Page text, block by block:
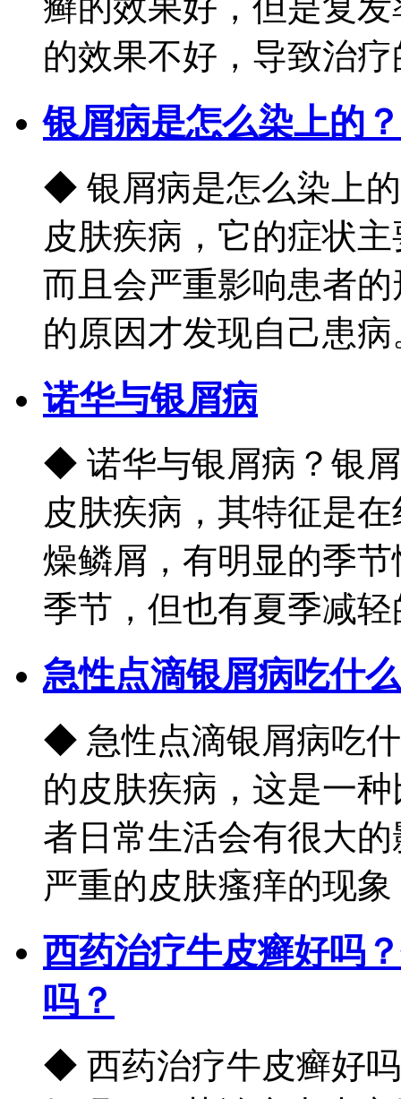
癣的效果好，但是复
的效果不好，导致治疗
银屑病是怎么染上的
◆ 银屑病是怎么染上
皮肤疾病，它的症状
而且会严重影响患者
的原因才发现自己患病
诺华与银屑病
◆ 诺华与银屑病？银
皮肤疾病，其特征是
燥鳞屑，有明显的季
季节，但也有夏季减轻
急性点滴银屑病吃什
◆ 急性点滴银屑病吃
的皮肤疾病，这是一
者日常生活会有很大
严重的皮肤瘙痒的现象
西药治疗牛皮癣好吗
吗？
◆ 西药治疗牛皮癣好